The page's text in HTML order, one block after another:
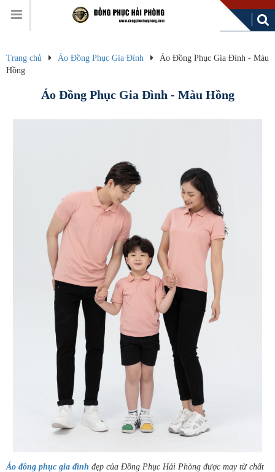
Trang chủ Áo Đồng Phục Gia Đình
Áo Đồng Phục Gia Đình - Màu
Hồng
Áo Đồng Phục Gia Đình - Màu Hồng
Áo đồng phục gia đình đẹp của Đồng Phục Hải Phòng được may từ chất